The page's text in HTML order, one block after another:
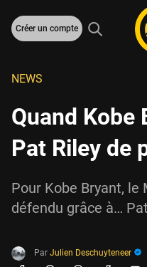
Créer un compte
NEWS
Quand Kobe
Pat Riley de
Pour Kobe Bryant,
défendu grâce à…
Par Julien Deschuyteneer